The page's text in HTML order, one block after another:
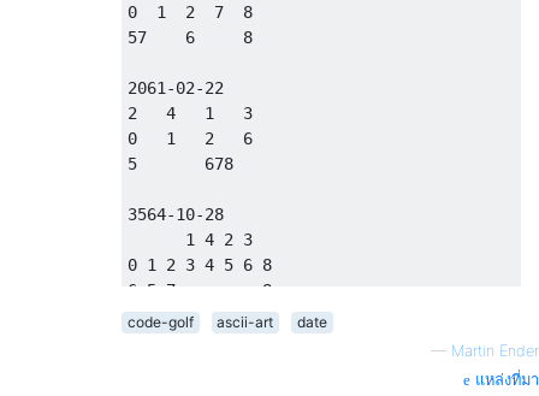
0  1  2  7  8
57    6     8
2061-02-22
2   4   1   3
0   1   2   6
5       678
3564-10-28
      1 4 2 3
0 1 2 3 4 5 6 8
6 5 7         8
code-golf ascii-art
date
— Martin Ender
แหล่งที่มา